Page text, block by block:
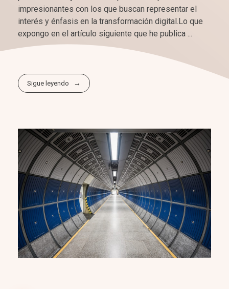
impresionantes con los que buscan representar el
interés y énfasis en la transformación digital.Lo que
expongo en el artículo siguiente que he publica ...
Sigue leyendo